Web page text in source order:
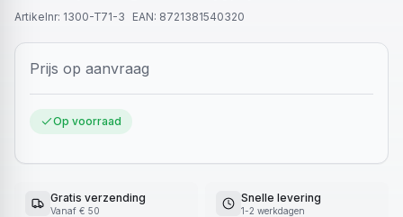
Artikelnr: 1300-T71-3 EAN: 8721381540320
Prijs op aanvraag
Op voorraad
Gratis verzending
Vanaf € 50
Snelle levering
1-2 werkdagen